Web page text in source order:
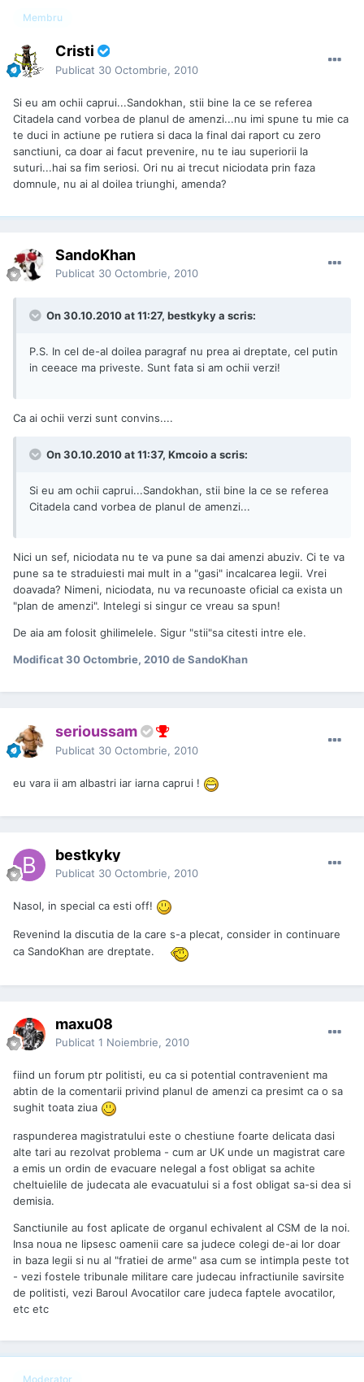
Membru
Cristi
Publicat 30 Octombrie, 2010
Si eu am ochii caprui...Sandokhan, stii bine la ce se referea
Citadela cand vorbea de planul de amenzi...nu imi spune tu mie ca
te duci in actiune pe rutiera si daca la final dai raport cu zero
sanctiuni, ca doar ai facut prevenire, nu te iau superiorii la
suturi...hai sa fim seriosi. Ori nu ai trecut niciodata prin faza
domnule, nu ai al doilea triunghi, amenda?
SandoKhan
Publicat 30 Octombrie, 2010
On 30.10.2010 at 11:27, bestkyky a scris:
P.S. In cel de-al doilea paragraf nu prea ai dreptate, cel putin
in ceeace ma priveste. Sunt fata si am ochii verzi!
Ca ai ochii verzi sunt convins....
On 30.10.2010 at 11:37, Kmcoio a scris:
Si eu am ochii caprui...Sandokhan, stii bine la ce se referea
Citadela cand vorbea de planul de amenzi...
Nici un sef, niciodata nu te va pune sa dai amenzi abuziv. Ci te va
pune sa te straduiesti mai mult in a "gasi" incalcarea legii. Vrei
doavada? Nimeni, niciodata, nu va recunoaste oficial ca exista un
"plan de amenzi". Intelegi si singur ce vreau sa spun!
De aia am folosit ghilimelele. Sigur "stii"sa citesti intre ele.
Modificat30 Octombrie, 2010de SandoKhan
serioussam
Publicat 30 Octombrie, 2010
eu vara ii am albastri iar iarna caprui !
bestkyky
Publicat 30 Octombrie, 2010
Nasol, in special ca esti off!
Revenind la discutia de la care s-a plecat, consider in continuare
ca SandoKhan are dreptate.
maxu08
Publicat 1 Noiembrie, 2010
fiind un forum ptr politisti, eu ca si potential contravenient ma
abtin de la comentarii privind planul de amenzi ca presimt ca o sa
sughit toata ziua
raspunderea magistratului este o chestiune foarte delicata dasi
alte tari au rezolvat problema - cum ar UK unde un magistrat care
a emis un ordin de evacuare nelegal a fost obligat sa achite
cheltuielile de judecata ale evacuatului si a fost obligat sa-si dea si
demisia.
Sanctiunile au fost aplicate de organul echivalent al CSM de la noi.
Insa noua ne lipsesc oamenii care sa judece colegi de-ai lor doar
in baza legii si nu al "fratiei de arme" asa cum se intimpla peste tot
- vezi fostele tribunale militare care judecau infractiunile savirsite
de politisti, vezi Baroul Avocatilor care judeca faptele avocatilor,
etc etc
Moderator